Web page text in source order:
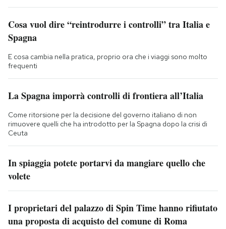
Cosa vuol dire “reintrodurre i controlli” tra Italia e
Spagna
E cosa cambia nella pratica, proprio ora che i viaggi sono molto
frequenti
La Spagna imporrà controlli di frontiera all’Italia
Come ritorsione per la decisione del governo italiano di non
rimuovere quelli che ha introdotto per la Spagna dopo la crisi di
Ceuta
In spiaggia potete portarvi da mangiare quello che
volete
I proprietari del palazzo di Spin Time hanno rifiutato
una proposta di acquisto del comune di Roma